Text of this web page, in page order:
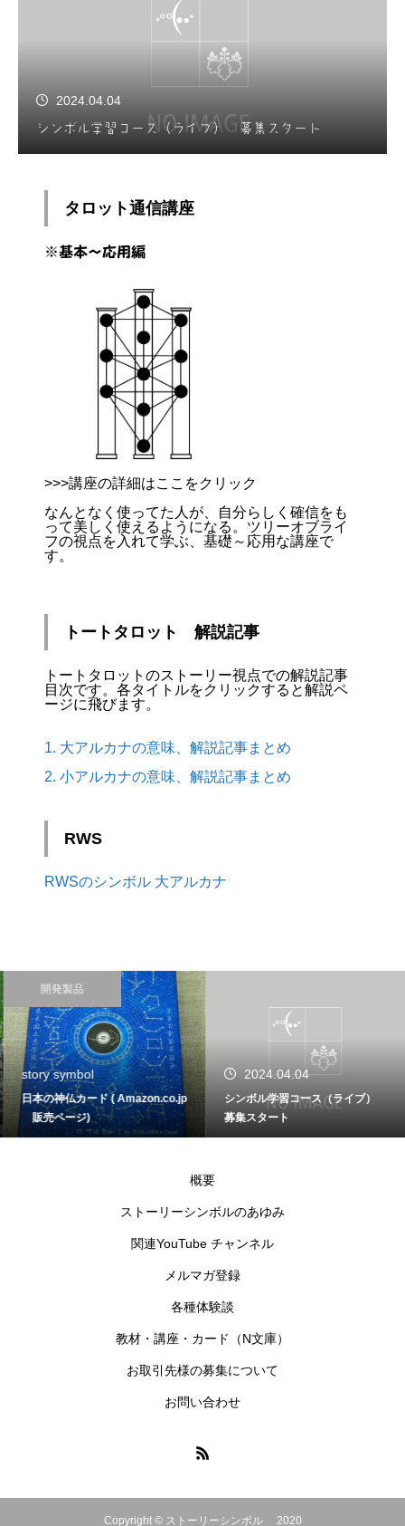
2024.04.04
シンボル学習コース（ライブ） 募集スタート
タロット通信講座
※基本～応用編
>>>講座の詳細はここをクリック
なんとなく使ってた人が、自分らしく確信をも
って美しく使えるようになる。ツリーオブライ
フの視点を入れて学ぶ、基礎～応用な講座で
す。
トートタロット 解説記事
トートタロットのストーリー視点での解説記事
目次です。各タイトルをクリックすると解説ペ
ージに飛びます。
1. 大アルカナの意味、解説記事まとめ
2. 小アルカナの意味、解説記事まとめ
RWS
RWSのシンボル 大アルカナ
開発製品
story symbol
日本の神仏カード ( Amazon.co.jp
販売ページ)
2024.04.04
シンボル学習コース（ライブ）
募集スタート
概要
ストーリーシンボルのあゆみ
関連YouTube チャンネル
メルマガ登録
各種体験談
教材・講座・カード（N文庫）
お取引先様の募集について
お問い合わせ
Copyright © ストーリーシンボル 2020